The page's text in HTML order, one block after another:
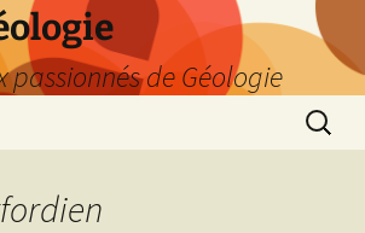
passionnés de Géologie